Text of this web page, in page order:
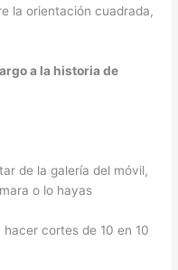
la orientación cuadrada,
a la historia de
de la galería del móvil,
o lo hayas
cortes de 10 en 10